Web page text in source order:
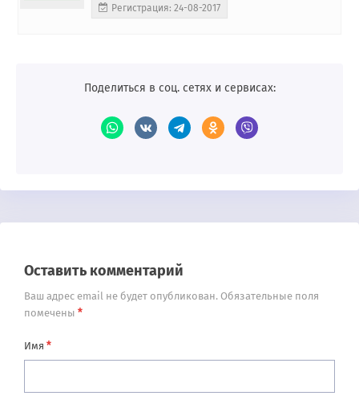
Регистрация: 24-08-2017
Поделиться в соц. сетях и сервисах:
Оставить комментарий
Ваш адрес email не будет опубликован. Обязательные поля
помечены *
Имя *